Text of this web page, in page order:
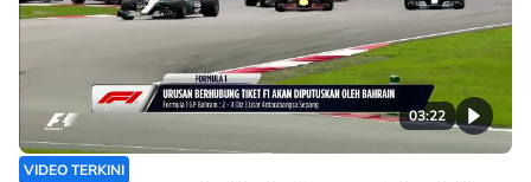
03:22
VIDEO TERKINI